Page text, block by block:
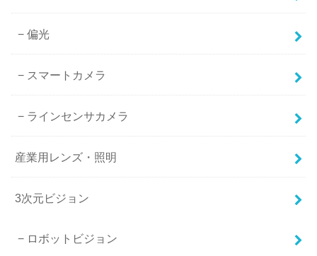
偏光
スマートカメラ
ラインセンサカメラ
産業用レンズ・照明
3次元ビジョン
ロボットビジョン